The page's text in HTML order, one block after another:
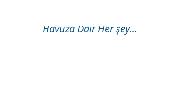
Havuza Dair Her şey...